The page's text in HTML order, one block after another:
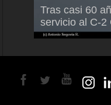
Tras casi 60
servicio al C-2
Mallet como
para América